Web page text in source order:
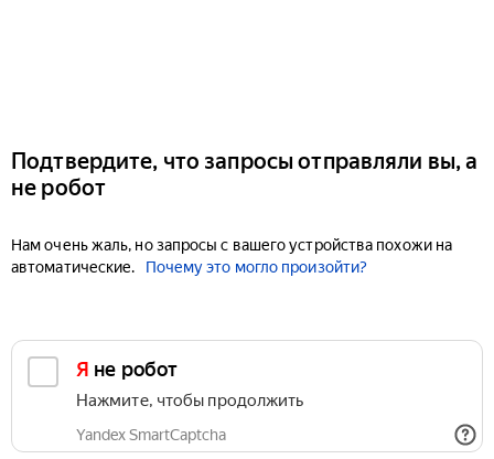
Подтвердите, что запросы отправляли вы, а
не робот
Нам очень жаль, но запросы с вашего устройства похожи на
автоматические.
Почему это могло произойти?
Я не робот
Нажмите, чтобы продолжить
Yandex SmartCaptcha